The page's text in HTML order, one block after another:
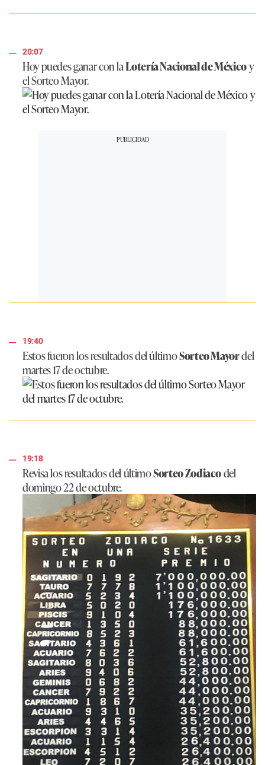
20:07
Hoy puedes ganar con laLotería Nacional de Méxicoy
el Sorteo Mayor.
19:40
Estos fueron los resultados del últimoSorteo Mayordel
martes 17 de octubre.
19:18
Revisa los resultados del últimoSorteo Zodiacodel
domingo 22 de octubre.